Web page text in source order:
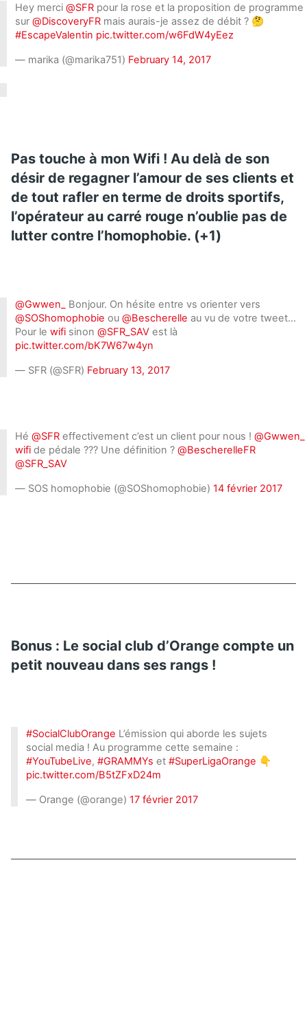
Hey merci @SFR pour la rose et la proposition de programme
sur @DiscoveryFR mais aurais-je assez de débit ? 🤔
#EscapeValentin pic.twitter.com/w6FdW4yEez
— marika (@marika751) February 14, 2017
Pas touche à mon Wifi ! Au delà de son
désir de regagner l’amour de ses clients et
de tout rafler en terme de droits sportifs,
l’opérateur au carré rouge n’oublie pas de
lutter contre l’homophobie. (+1)
@Gwwen_
Bonjour. On hésite entre vs orienter vers
@SOShomophobie ou @Bescherelle au vu de votre tweet…
Pour le wifi sinon @SFR_SAV est là
pic.twitter.com/bK7W67w4yn
— SFR (@SFR) February 13, 2017
Hé @SFR effectivement c’est un client pour nous ! @Gwwen_
wifi de pédale ??? Une définition ? @BescherelleFR
@SFR_SAV
— SOS homophobie (@SOShomophobie) 14 février 2017
Bonus : Le social club d’Orange compte un
petit nouveau dans ses rangs !
#SocialClubOrange L’émission qui aborde les sujets
social media ! Au programme cette semaine :
#YouTubeLive, #GRAMMYs et #SuperLigaOrange 👇
pic.twitter.com/B5tZFxD24m
— Orange (@orange) 17 février 2017